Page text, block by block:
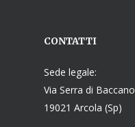
CONTATTI
Sede legale:
Via Serra di
19021 Arcola (Sp)